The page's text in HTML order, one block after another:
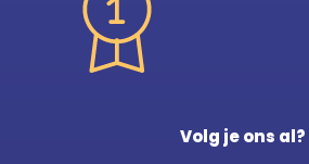
Volg je ons al?